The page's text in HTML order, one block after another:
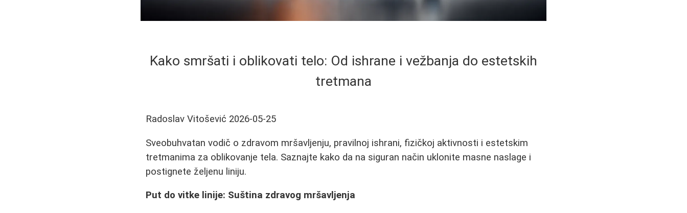
Kako smršati i oblikovati telo: Od ishrane i vežbanja do estetskih
tretmana
Radoslav Vitošević 2026-05-25
Sveobuhvatan vodič o zdravom mršavljenju, pravilnoj ishrani, fizičkoj aktivnosti i estetskim
tretmanima za oblikovanje tela. Saznajte kako da na siguran način uklonite masne naslage i
postignete željenu liniju.
Put do vitke linije: Suština zdravog mršavljenja